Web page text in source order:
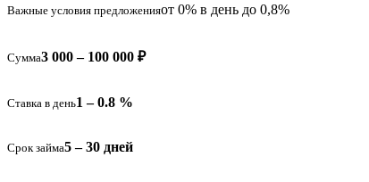
Важные условия предложенияот 0% в день до 0,8%
Сумма3 000 – 100 000 ₽
Ставка в день1 – 0.8 %
Срок займа5 – 30 дней